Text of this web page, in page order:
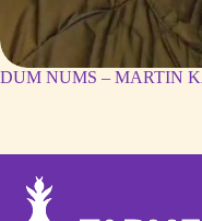
DUM NUMS – MARTIN